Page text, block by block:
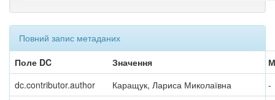
Повний запис метаданих
Поле DC
Значення
dc.contributor.author
Каращук, Лариса Миколаївна
-